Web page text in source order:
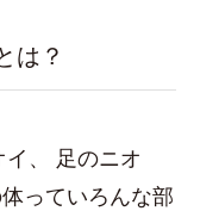
は？
、 足のニオ
っていろんな部